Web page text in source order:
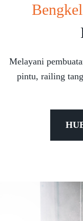
Melayani
pintu, railing